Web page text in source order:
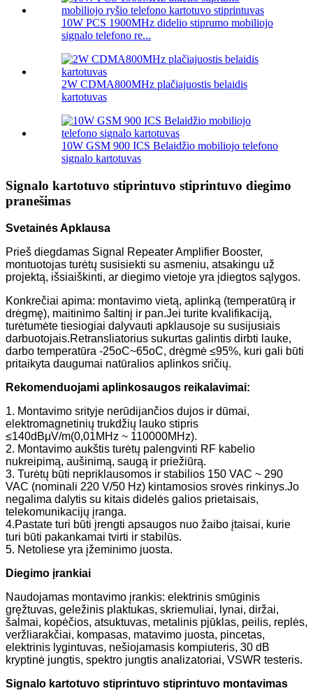
10W PCS 1900MHz didelio stiprumo mobiliojo
signalo telefono re...
2W CDMA800MHz plačiajuostis belaidis
kartotuvas
10W GSM 900 ICS Belaidžio mobiliojo telefono
signalo kartotuvas
Signalo kartotuvo stiprintuvo stiprintuvo diegimo
pranešimas
Svetainės Apklausa
Prieš diegdamas Signal Repeater Amplifier Booster,
montuotojas turėtų susisiekti su asmeniu, atsakingu už
projektą, išsiaiškinti, ar diegimo vietoje yra įdiegtos sąlygos.
Konkrečiai apima: montavimo vietą, aplinką (temperatūrą ir
drėgmę), maitinimo šaltinį ir pan.Jei turite kvalifikaciją,
turėtumėte tiesiogiai dalyvauti apklausoje su susijusiais
darbuotojais.Retransliatorius sukurtas galintis dirbti lauke,
darbo temperatūra -25oC~65oC, drėgmė ≤95%, kuri gali būti
pritaikyta daugumai natūralios aplinkos sričių.
Rekomenduojami aplinkosaugos reikalavimai:
1. Montavimo srityje nerūdijančios dujos ir dūmai,
elektromagnetinių trukdžių lauko stipris
≤140dBμV/m(0,01MHz ~ 110000MHz).
2. Montavimo aukštis turėtų palengvinti RF kabelio
nukreipimą, aušinimą, saugą ir priežiūrą.
3. Turėtų būti nepriklausomos ir stabilios 150 VAC ~ 290
VAC (nominali 220 V/50 Hz) kintamosios srovės rinkinys.Jo
negalima dalytis su kitais didelės galios prietaisais,
telekomunikacijų įranga.
4.Pastate turi būti įrengti apsaugos nuo žaibo įtaisai, kurie
turi būti pakankamai tvirti ir stabilūs.
5. Netoliese yra įžeminimo juosta.
Diegimo įrankiai
Naudojamas montavimo įrankis: elektrinis smūginis
gręžtuvas, geležinis plaktukas, skriemuliai, lynai, diržai,
šalmai, kopėčios, atsuktuvas, metalinis pjūklas, peilis, replės,
veržliarakčiai, kompasas, matavimo juosta, pincetas,
elektrinis lygintuvas, nešiojamasis kompiuteris, 30 dB
kryptinė jungtis, spektro jungtis analizatoriai, VSWR testeris.
Signalo kartotuvo stiprintuvo stiprintuvo montavimas